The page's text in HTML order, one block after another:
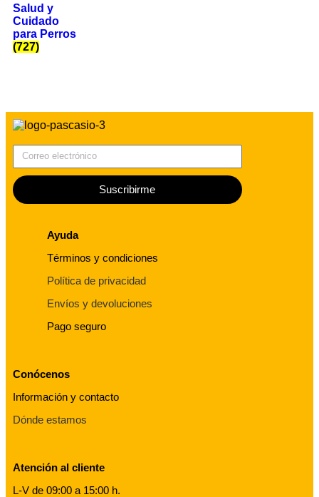
Salud y
Cuidado
para Perros
(727)
Suscribirme
Ayuda
Términos y condiciones
Política de privacidad
Envíos y devoluciones
Pago seguro
Conócenos
Información y contacto
Dónde estamos
Atención al cliente
L-V de 09:00 a 15:00 h.